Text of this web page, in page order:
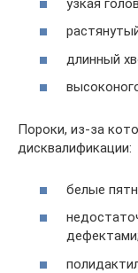
узкая
длинный
Пороки, из-за
дисквалификации:
белые
дефектами;